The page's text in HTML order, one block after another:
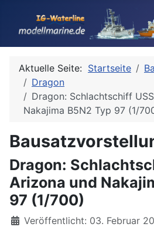
Aktuelle Seite: Startseite
Dragon
Dragon: Schlachtschiff
Nakajima B5N2 Typ 97 (1/
Dragon:
Arizona und
97 (1/700)
Details
Veröffentlicht: 03. Februar